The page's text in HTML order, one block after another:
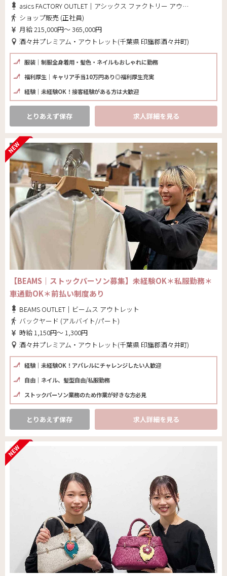
asics FACTORY OUTLET｜アシックス ファクトリー アウトレット
ショップ販売 (正社員)
月給 215,000円～ 365,000円
酒々井プレミアム・アウトレット(千葉県 印旛郡酒々井町)
服装｜制服全身着用・髪色・ネイルもおしゃれに勤務
福利厚生｜キャリア手当10万円あり◎福利厚生充実
経験｜未経験OK！接客経験がある方は大歓迎
とりあえず保存 求人詳細を見る
【BEAMS｜ストックパーソン募集】未経験OK＊私服勤務＊
車通勤OK＊前払い制度あり
BEAMS OUTLET｜ビームス アウトレット
バックヤード (アルバイト/パート)
時給 1,150円～ 1,300円
酒々井プレミアム・アウトレット(千葉県 印旛郡酒々井町)
経験｜未経験OK！アパレルにチャレンジしたい人歓迎
自由｜ネイル、髪型自由/私服勤務
ストックパーソン業務のため作業が好きな方必見
とりあえず保存 求人詳細を見る